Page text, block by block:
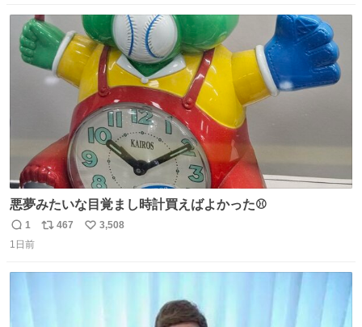
ト
数
悪夢みたいな目覚まし時計買えばよかった⚾
返
信
1
リ
467
い
3,508
1日前